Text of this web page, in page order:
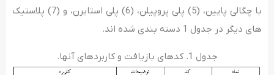
با چگالی پایین، (5) پلی پروپیلن، (6) پلی استایرن، و (7) پلاستیک
های دیگر در جدول 1 دسته بندی شده اند.
جدول 1. کدهای بازیافت و کاربردهای آنها.